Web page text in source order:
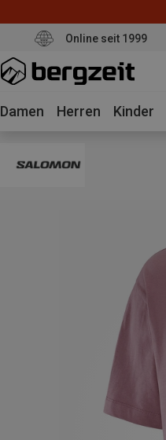
Online seit 1999
Damen Herren Kinder